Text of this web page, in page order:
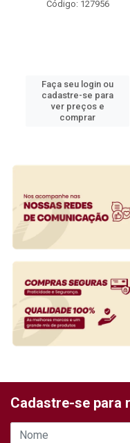
Código: 127956
Faça seu login ou
cadastre-se para
ver preços e
comprar
Cadastre-se para